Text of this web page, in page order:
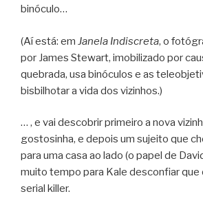
binóculo…
(Aí está: em Janela Indiscreta, o
por James Stewart, imobilizado por
quebrada, usa binóculos e as
bisbilhotar a vida dos vizinhos.)
… , e vai descobrir primeiro a nova
gostosinha, e depois um sujeito que
para uma casa ao lado (o papel de
muito tempo para Kale desconfiar que
serial killer.